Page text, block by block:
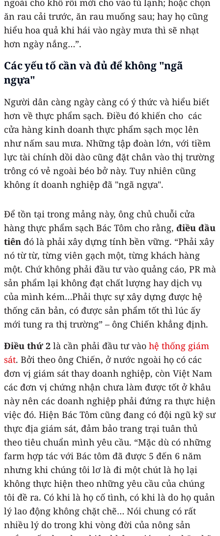
ăn rau cải trước, ăn rau muống sau; hay họ cũng
hiểu hoa quả khi hái vào ngày mưa thì sẽ nhạt
hơn ngày nắng…”.
Các yếu tố cần và đủ để không "ngã
ngựa"
Người dân càng ngày càng có ý thức và hiểu biết
hơn về thực phẩm sạch. Điều đó khiến cho các
cửa hàng kinh doanh thực phẩm sạch mọc lên
như nấm sau mưa. Những tập đoàn lớn, với tiềm
lực tài chính dồi dào cũng đặt chân vào thị trường
trông có vẻ ngoài béo bở này. Tuy nhiên cũng
không ít doanh nghiệp đã "ngã ngựa".
Để tồn tại trong mảng này, ông chủ chuỗi cửa
hàng thực phẩm sạch Bác Tôm cho rằng, điều đầu
tiên đó là phải xây dựng tính bền vững. “Phải xây
nó từ từ, từng viên gạch một, từng khách hàng
một. Chứ không phải đầu tư vào quảng cáo, PR mà
sản phẩm lại không đạt chất lượng hay dịch vụ
của mình kém…Phải thực sự xây dựng được hệ
thống căn bản, có được sản phẩm tốt thì lúc ấy
mới tung ra thị trường” – ông Chiến khẳng định.
Điều thứ 2 là cần phải đầu tư vào hệ thống giám
sát. Bởi theo ông Chiến, ở nước ngoài họ có các
đơn vị giám sát thay doanh nghiệp, còn Việt Nam
các đơn vị chứng nhận chưa làm được tốt ở khâu
này nên các doanh nghiệp phải đứng ra thực hiện
việc đó. Hiện Bác Tôm cũng đang có đội ngũ kỹ sư
thực địa giám sát, đảm bảo trang trại tuân thủ
theo tiêu chuẩn mình yêu cầu. “Mặc dù có những
farm hợp tác với Bác tôm đã được 5 đến 6 năm
nhưng khi chúng tôi lơ là đi một chút là họ lại
không thực hiện theo những yêu cầu của chúng
tôi đề ra. Có khi là họ cố tình, có khi là do họ quản
lý lao động không chặt chẽ… Nói chung có rất
nhiều lý do trong khi vòng đời của nông sản